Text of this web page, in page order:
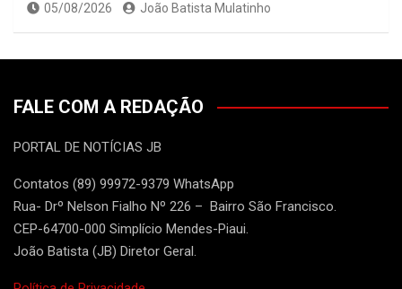
05/08/2026 João Batista Mulatinho
FALE COM A REDAÇÃO
PORTAL DE NOTÍCIAS JB
Contatos (89) 99972-9379 WhatsApp
Rua- Drº Nelson Fialho Nº 226 – Bairro São Francisco.
CEP-64700-000 Simplício Mendes-Piaui.
João Batista (JB) Diretor Geral.